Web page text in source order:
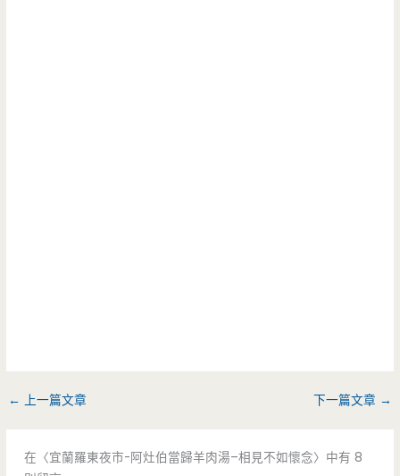
← 上一篇文章 下一篇文章 →
在〈宜蘭羅東夜市-阿灶伯當歸羊肉湯–相見不如懷念〉中有 8